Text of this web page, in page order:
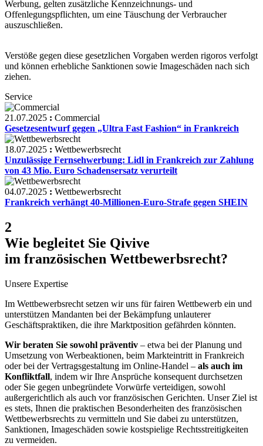
Werbung, gelten zusätzliche Kennzeichnungs- und
Offenlegungspflichten, um eine Täuschung der Verbraucher
auszuschließen.
Verstöße gegen diese gesetzlichen Vorgaben werden rigoros verfolgt
und können erhebliche Sanktionen sowie Imageschäden nach sich
ziehen.
Service
21.07.2025 : Commercial
Gesetzesentwurf gegen „Ultra Fast Fashion“ in Frankreich
18.07.2025 : Wettbewerbsrecht
Unzulässige Fernsehwerbung: Lidl in Frankreich zur Zahlung
von 43 Mio. Euro Schadensersatz verurteilt
04.07.2025 : Wettbewerbsrecht
Frankreich verhängt 40-Millionen-Euro-Strafe gegen SHEIN
2
Wie begleitet Sie Qivive
im französischen Wettbewerbsrecht?
Unsere Expertise
Im Wettbewerbsrecht setzen wir uns für fairen Wettbewerb ein und
unterstützen Mandanten bei der Bekämpfung unlauterer
Geschäftspraktiken, die ihre Marktposition gefährden könnten.
Wir beraten Sie sowohl präventiv – etwa bei der Planung und
Umsetzung von Werbeaktionen, beim Markteintritt in Frankreich
oder bei der Vertragsgestaltung im Online-Handel – als auch im
Konfliktfall, indem wir Ihre Ansprüche konsequent durchsetzen
oder Sie gegen unbegründete Vorwürfe verteidigen, sowohl
außergerichtlich als auch vor französischen Gerichten. Unser Ziel ist
es stets, Ihnen die praktischen Besonderheiten des französischen
Wettbewerbsrechts zu vermitteln und Sie dabei zu unterstützen,
Sanktionen, Imageschäden sowie kostspielige Rechtsstreitigkeiten
zu vermeiden.